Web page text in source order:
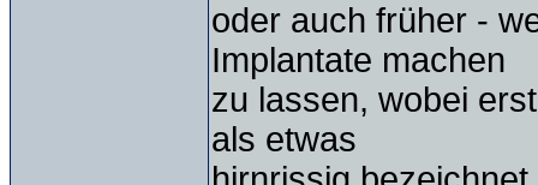
oder auch früher -
Implantate machen
zu lassen, wobei
als etwas